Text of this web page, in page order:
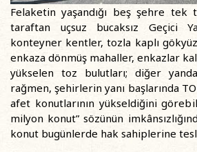
Felaketin yaşandığı beş şehre tek
taraftan uçsuz bucaksız Geçici
konteyner kentler, tozla kaplı
enkaza dönmüş mahaller, enkazlar
yükselen toz bulutları; diğer
rağmen, şehirlerin yanı başlarında
afet konutlarının yükseldiğini
milyon konut” sözünün
konut bugünlerde hak sahiplerine